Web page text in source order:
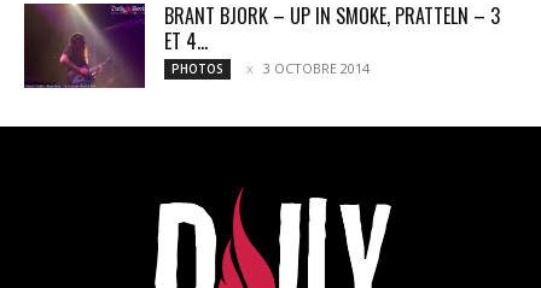
BRANT BJORK – UP IN SMOKE, PRATTELN – 3
ET 4...
PHOTOS 3 OCTOBRE 2014